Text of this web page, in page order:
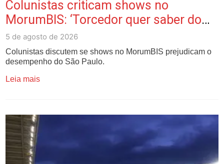
Colunistas criticam shows no
MorumBIS: ‘Torcedor quer saber do
time’
5 de agosto de 2026
Colunistas discutem se shows no MorumBIS prejudicam o
desempenho do São Paulo.
Leia mais